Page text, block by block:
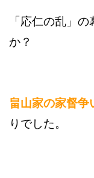
「応仁の乱」
か？
畠山家の家督争
りでした。